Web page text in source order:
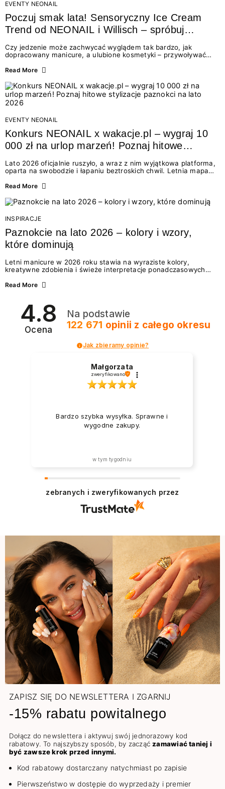
EVENTY NEONAIL
Poczuj smak lata! Sensoryczny Ice Cream
Trend od NEONAIL i Willisch – spróbuj
nowych lodów i odbierz prezent!
Czy jedzenie może zachwycać wyglądem tak bardzo, jak
dopracowany manicure, a ulubione kosmetyki – przywoływać
świata beauty i oszałamiających deserów to coś więcej niż
zmysłami: przez soczysty kolor, aksamitną teksturę,
orzeźwiający zapach i słodki akcent na podniebieniu. Tego lata
NEONAIL łączy siły z marką Willisch, tworząc unikalny projekt
na styku jedzenia i piękna....
Read More
EVENTY NEONAIL
Konkurs NEONAIL x wakacje.pl – wygraj 10
000 zł na urlop marzeń! Poznaj hitowe
Lato 2026 oficjalnie ruszyło, a wraz z nim wyjątkowa platforma,
oparta na swobodzie i łapaniu beztroskich chwil. Letnia mapa
doświadczenia wakacji – od spontanicznych wyjazdów, przez
Motywem przewodnim jest eksplorowanie i kolekcjonowanie
letnich momentów. Z tej okazji przygotowaliśmy coś absolutnie
wyjątkowego: wielki konkurs z wakacje.pl oraz dawkę
najgorętszych trendów w...
Read More
INSPIRACJE
Paznokcie na lato 2026 – kolory i wzory,
które dominują
Letni manicure w 2026 roku stawia na wyraziste kolory,
kreatywne zdobienia i świeże interpretacje ponadczasowych
zarówno energetycznych odcieni inspirowanych wakacjami, jak
2026? Znajdź inspirację dla swojego manicure!
Read More
4.8
Ocena
Na podstawie
122 671 opinii z całego okresu
Jak zbieramy opinie?
Małgorzata
zweryfikowano
Bardzo szybka wysyłka. Sprawne i
wygodne zakupy.
w tym tygodniu
zebranych i zweryfikowanych przez
ZAPISZ SIĘ DO NEWSLETTERA I ZGARNIJ
-15% rabatu powitalnego
Dołącz do newslettera i aktywuj swój jednorazowy kod
rabatowy. To najszybszy sposób, by zacząćzamawiać taniej i
być zawsze krok przed innymi.
Kod rabatowy dostarczany natychmiast po zapisie
Pierwszeństwo w dostępie do wyprzedaży i premier